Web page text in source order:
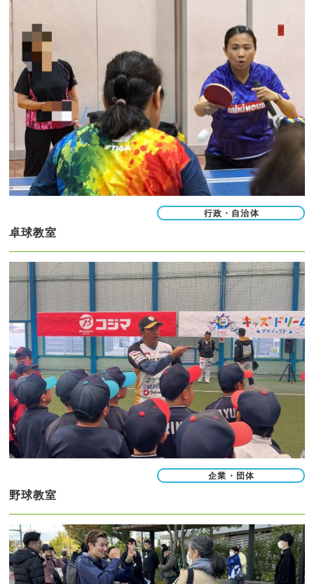
行政・自治体
卓球教室
企業・団体
野球教室